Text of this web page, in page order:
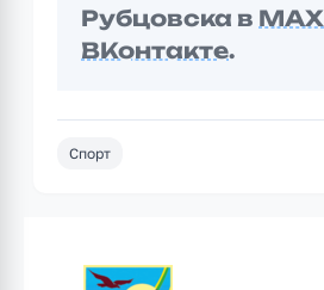
Рубцовска в MAX
ВКонтакте.
Спорт